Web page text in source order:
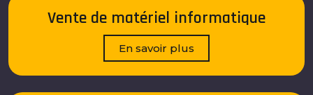
Vente de matériel informatique
En savoir plus